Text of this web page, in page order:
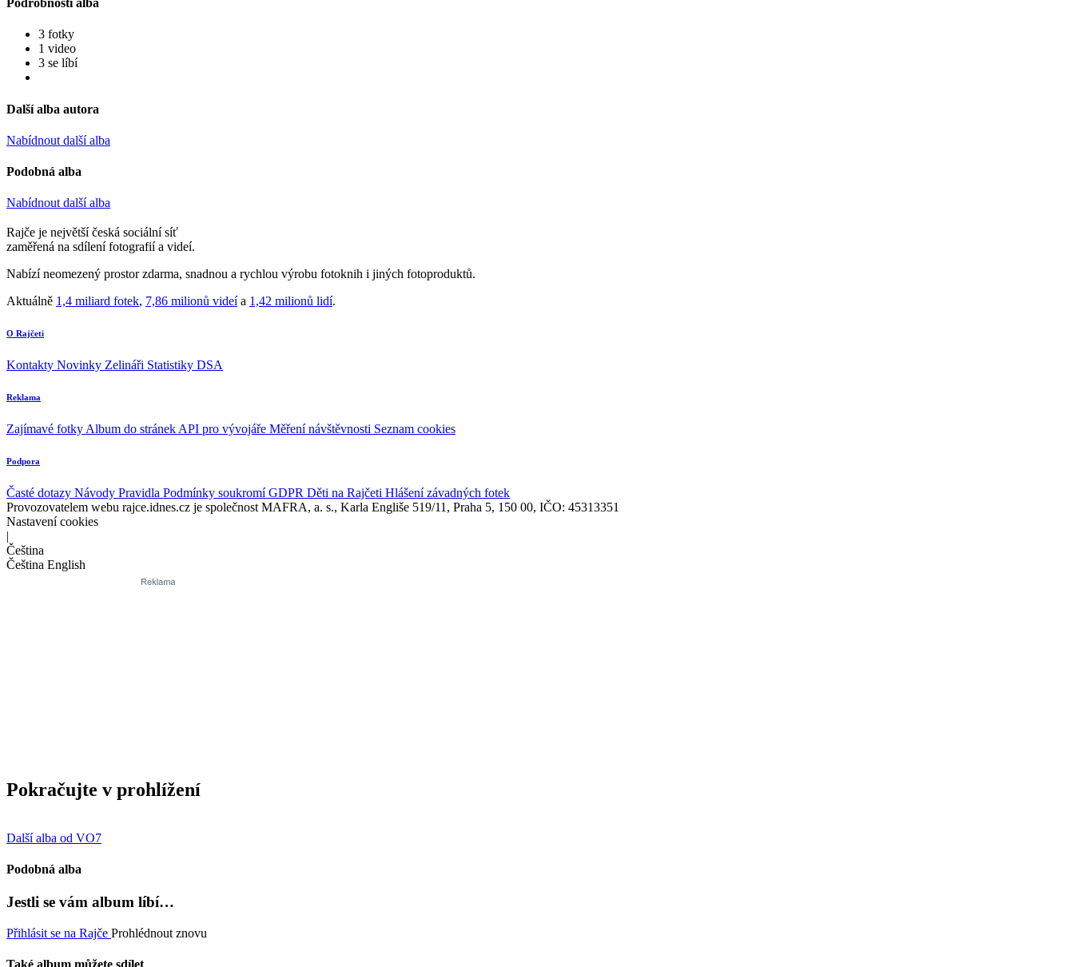
Podrobnosti alba
3 fotky
1 video
3 se líbí
Další alba autora
Nabídnout další alba
Podobná alba
Nabídnout další alba
Rajče je největší česká sociální síť
zaměřená na sdílení fotografií a videí.
Nabízí neomezený prostor zdarma, snadnou a rychlou výrobu fotoknih i jiných fotoproduktů.
Aktuálně 1,4 miliard fotek, 7,86 milionů videía 1,42 milionů lidí.
O Rajčeti
Kontakty Novinky Zelináři Statistiky DSA
Reklama
Zajímavé fotky Album do stránek API pro vývojáře Měření návštěvnosti Seznam cookies
Podpora
Časté dotazy Návody Pravidla Podmínky soukromíGDPR Děti na Rajčeti Hlášení závadných fotek
Provozovatelem webu rajce.idnes.cz je společnost MAFRA, a. s., Karla Engliše 519/11, Praha 5, 150 00, IČO: 45313351
Nastavení cookies
|
Čeština
Čeština English
Pokračujte v prohlížení
Další alba od VO7
Podobná alba
Jestli se vám album líbí…
Přihlásit se na Rajče Prohlédnout znovu